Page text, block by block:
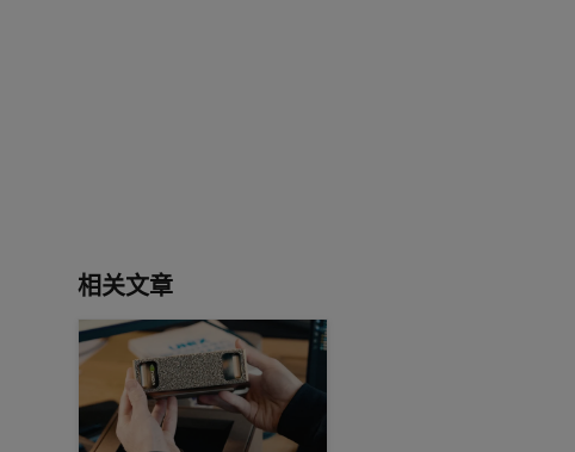
相关文章
告别 Token 焦虑：用 NVIDIA DGX Spark 打造游戏 UGC 多智